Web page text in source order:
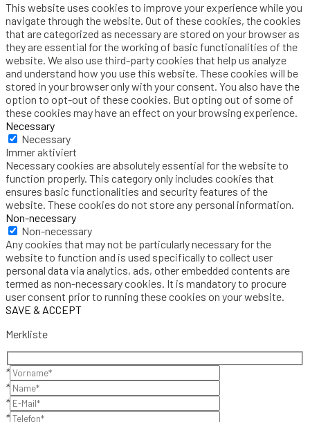
This website uses cookies to improve your experience while you
navigate through the website. Out of these cookies, the cookies
that are categorized as necessary are stored on your browser as
they are essential for the working of basic functionalities of the
website. We also use third-party cookies that help us analyze
and understand how you use this website. These cookies will be
stored in your browser only with your consent. You also have the
option to opt-out of these cookies. But opting out of some of
these cookies may have an effect on your browsing experience.
Necessary
Necessary
Immer aktiviert
Necessary cookies are absolutely essential for the website to
function properly. This category only includes cookies that
ensures basic functionalities and security features of the
website. These cookies do not store any personal information.
Non-necessary
Non-necessary
Any cookies that may not be particularly necessary for the
website to function and is used specifically to collect user
personal data via analytics, ads, other embedded contents are
termed as non-necessary cookies. It is mandatory to procure
user consent prior to running these cookies on your website.
SAVE & ACCEPT
Merkliste
*
*
*
*